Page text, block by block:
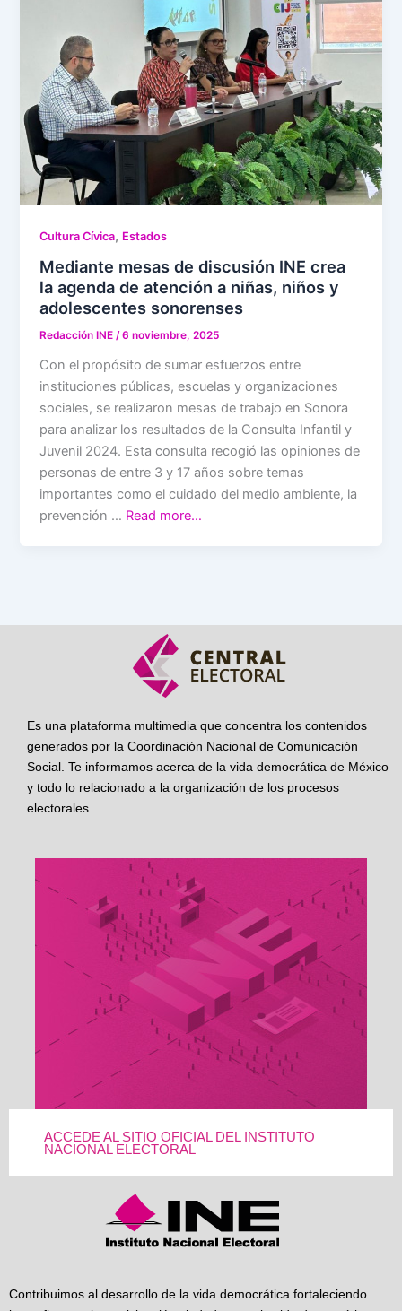
Cultura Cívica, Estados
Mediante mesas de discusión INE crea
la agenda de atención a niñas, niños y
adolescentes sonorenses
Redacción INE/6 noviembre, 2025
Con el propósito de sumar esfuerzos entre
instituciones públicas, escuelas y organizaciones
sociales, se realizaron mesas de trabajo en Sonora
para analizar los resultados de la Consulta Infantil y
Juvenil 2024. Esta consulta recogió las opiniones de
personas de entre 3 y 17 años sobre temas
importantes como el cuidado del medio ambiente, la
prevención … Read more…
Es una plataforma multimedia que concentra los contenidos
generados por la Coordinación Nacional de Comunicación
Social. Te informamos acerca de la vida democrática de México
y todo lo relacionado a la organización de los procesos
electorales
ACCEDE AL SITIO OFICIAL DEL INSTITUTO
NACIONAL ELECTORAL
Contribuimos al desarrollo de la vida democrática fortaleciendo